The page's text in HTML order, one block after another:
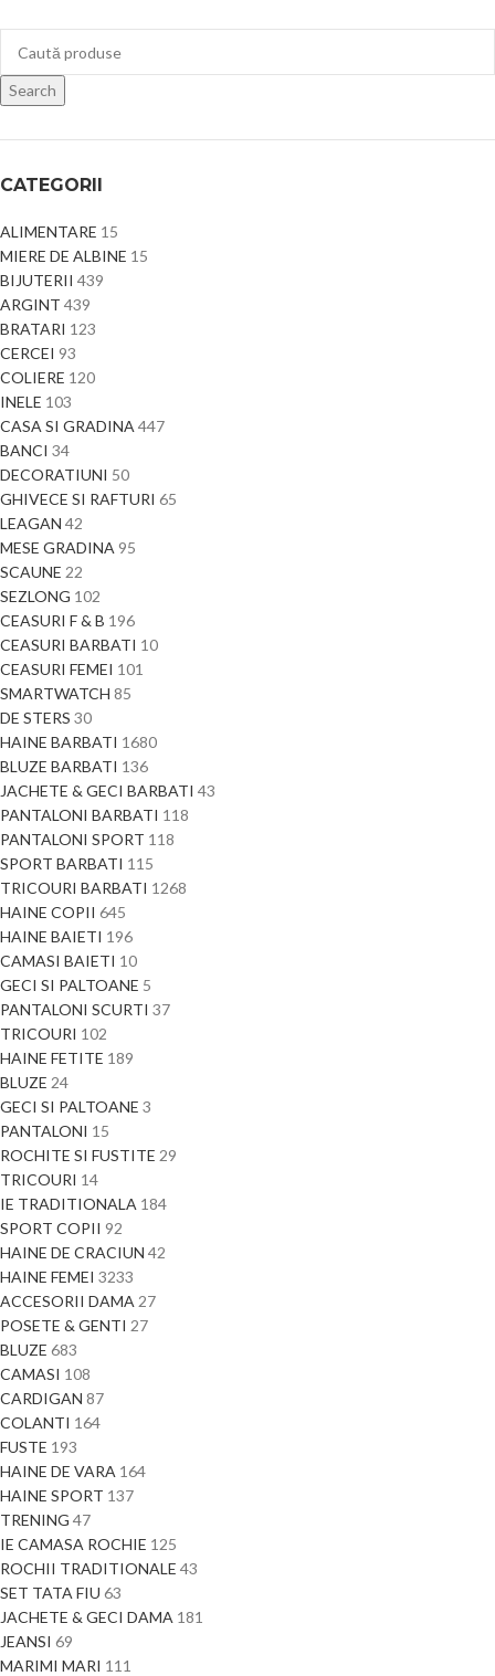
Search
CATEGORII
ALIMENTARE 15
MIERE DE ALBINE 15
BIJUTERII 439
ARGINT 439
BRATARI 123
CERCEI 93
COLIERE 120
INELE 103
CASA SI GRADINA 447
BANCI 34
DECORATIUNI 50
GHIVECE SI RAFTURI 65
LEAGAN 42
MESE GRADINA 95
SCAUNE 22
SEZLONG 102
CEASURI F & B 196
CEASURI BARBATI 10
CEASURI FEMEI 101
SMARTWATCH 85
DE STERS 30
HAINE BARBATI 1680
BLUZE BARBATI 136
JACHETE & GECI BARBATI 43
PANTALONI BARBATI 118
PANTALONI SPORT 118
SPORT BARBATI 115
TRICOURI BARBATI 1268
HAINE COPII 645
HAINE BAIETI 196
CAMASI BAIETI 10
GECI SI PALTOANE 5
PANTALONI SCURTI 37
TRICOURI 102
HAINE FETITE 189
BLUZE 24
GECI SI PALTOANE 3
PANTALONI 15
ROCHITE SI FUSTITE 29
TRICOURI 14
IE TRADITIONALA 184
SPORT COPII 92
HAINE DE CRACIUN 42
HAINE FEMEI 3233
ACCESORII DAMA 27
POSETE & GENTI 27
BLUZE 683
CAMASI 108
CARDIGAN 87
COLANTI 164
FUSTE 193
HAINE DE VARA 164
HAINE SPORT 137
TRENING 47
IE CAMASA ROCHIE 125
ROCHII TRADITIONALE 43
SET TATA FIU 63
JACHETE & GECI DAMA 181
JEANSI 69
MARIMI MARI 111